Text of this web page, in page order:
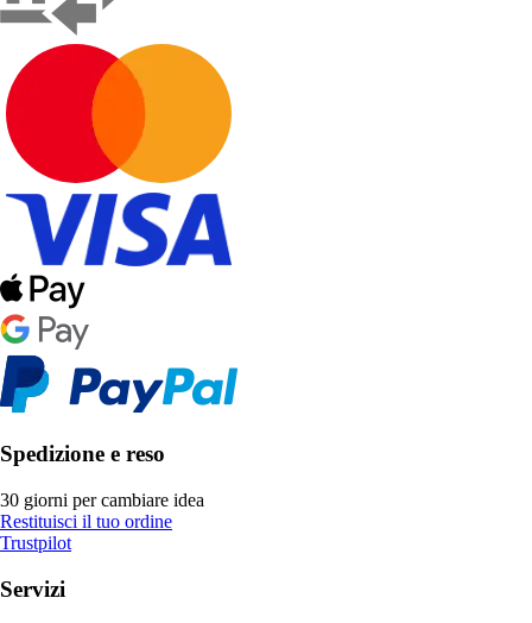
Spedizione e reso
30 giorni per cambiare idea
Restituisci il tuo ordine
Trustpilot
Servizi